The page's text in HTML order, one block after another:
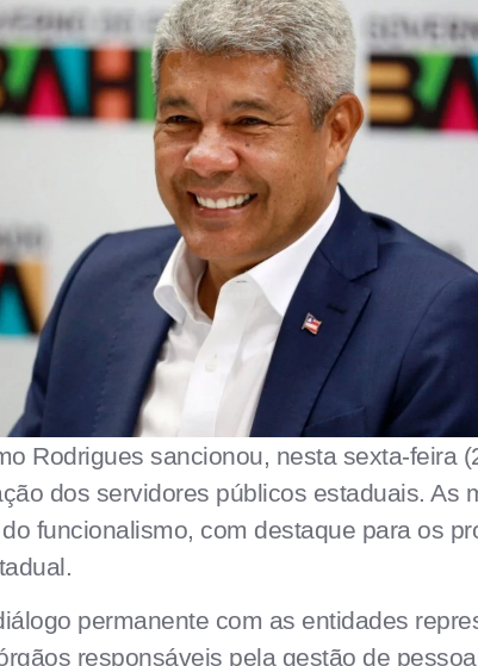
Rodrigues sancionou, nesta sexta-feira
dos servidores públicos estaduais. As
funcionalismo, com destaque para os
permanente com as entidades
responsáveis pela gestão de